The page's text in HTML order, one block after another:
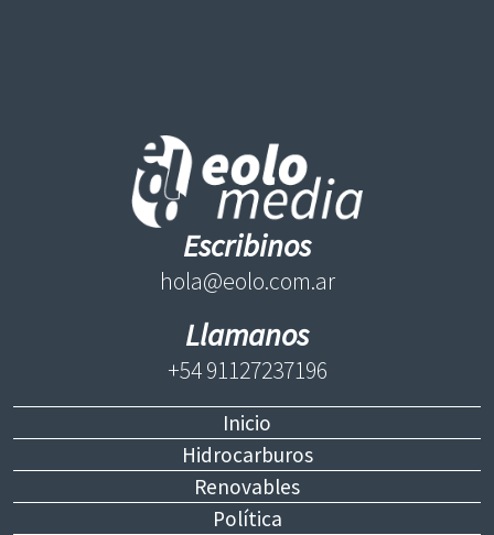
Escribinos
hola@eolo.com.ar
Llamanos
+54 91127237196
Inicio
Hidrocarburos
Renovables
Política